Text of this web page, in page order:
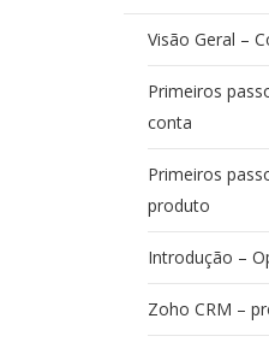
Visão Geral –
Primeiros
conta
Primeiros
produto
Introdução –
Zoho CRM –